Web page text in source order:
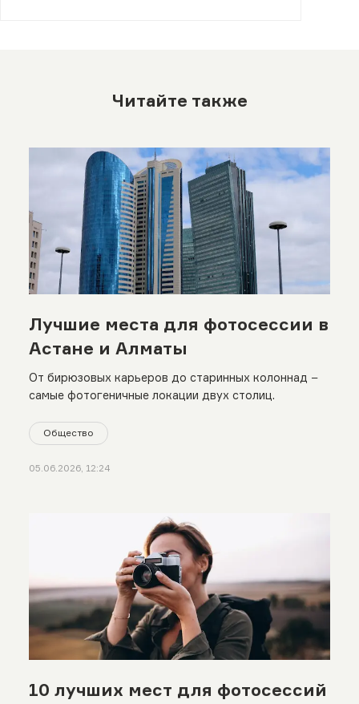
Читайте также
Лучшие места для фотосессии в
Астане и Алматы
От бирюзовых карьеров до старинных колоннад −
самые фотогеничные локации двух столиц.
Общество
05.06.2026, 12:24
10 лучших мест для фотосессий